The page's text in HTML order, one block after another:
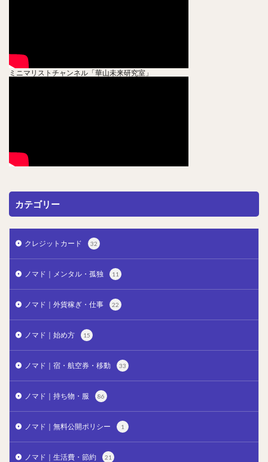
ミニマリストチャンネル「華山未来研究室」
カテゴリー
クレジットカード 32
ノマド｜メンタル・孤独 11
ノマド｜外貨稼ぎ・仕事 22
ノマド｜始め方 15
ノマド｜宿・航空券・移動 33
ノマド｜持ち物・服 86
ノマド｜無料公開ポリシー 1
ノマド｜生活費・節約 21